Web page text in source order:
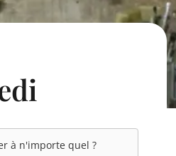
à n'importe quel ?